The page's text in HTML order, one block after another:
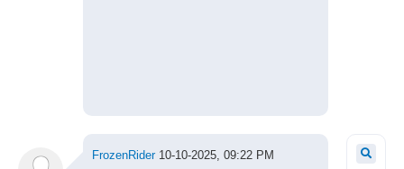
FrozenRider10-10-2025, 09:22 PM